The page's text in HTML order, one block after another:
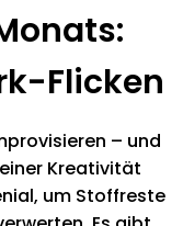
Vorschauen
Sale
Flicken
– und
Kreativität
um Stoffreste